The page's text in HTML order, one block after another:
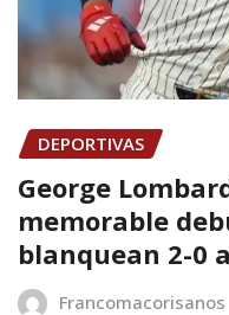
DEPORTIVAS
George
memorable
blanquean 2-0
Francomacorisanos